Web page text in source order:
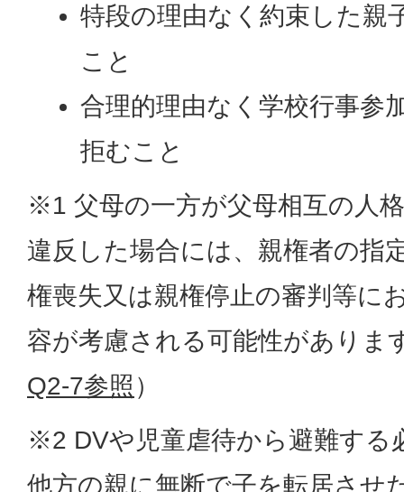
特段の理由なく約束した親
こと
合理的理由なく学校行事参
拒むこと
※1 父母の一方が父母相互の人
違反した場合には、親権者の指
権喪失又は親権停止の審判等に
容が考慮される可能性がありま
Q2-7参照 ）
※2 DVや児童虐待から避難する
他方の親に無断で子を転居させ